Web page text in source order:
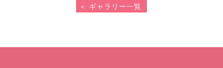
＜ ギャラリー一覧